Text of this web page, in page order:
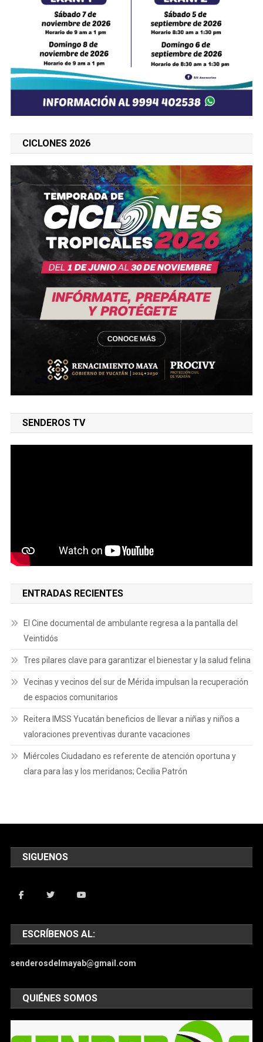
CICLONES 2026
SENDEROS TV
ENTRADAS RECIENTES
El Cine documental de ambulante regresa a la pantalla del
Veintidós
Tres pilares clave para garantizar el bienestar y la salud felina
Vecinas y vecinos del sur de Mérida impulsan la recuperación
de espacios comunitarios
Reitera IMSS Yucatán beneficios de llevar a niñas y niños a
valoraciones preventivas durante vacaciones
Miércoles Ciudadano es referente de atención oportuna y
clara para las y los meridanos; Cecilia Patrón
SIGUENOS
ESCRÍBENOS AL:
senderosdelmayab@gmail.com
QUIÉNES SOMOS